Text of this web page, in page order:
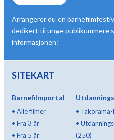
Arrangerer du en
dedikert til unge publikummere
informasjonen!
SITEKART
Barnefilmportal
• Alle filmer
• Fra 3 år
• Fra 5 år
•
•
(250)